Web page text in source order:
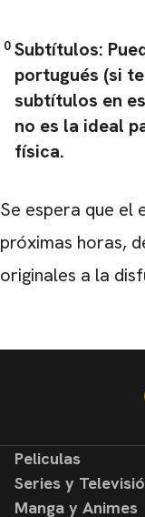
Subtítulos:
portugués (si
subtítulos en
no es la ideal
física.
Se espera que el
próximas horas,
originales a la
Peliculas
Noticias
Reseñas
Series y
Manga y Animes